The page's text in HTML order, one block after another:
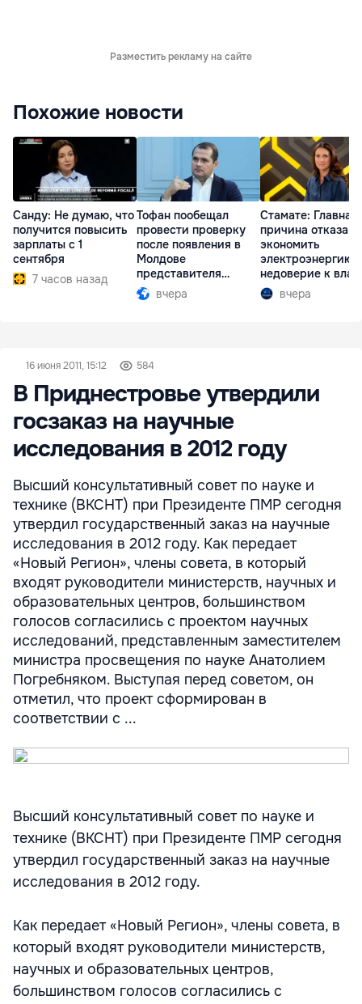
Разместить рекламу на сайте
Похожие новости
Санду: Не думаю, что
получится повысить
зарплаты с 1
сентября
7 часов назад
Тофан пообещал
провести проверку
после появления в
Молдове
представителя
Южной Осетии
вчера
Стамате: Главная
причина отказа
экономить
электроэнергию
недоверие к
вчера
16 июня 2011, 15:12 584
В Приднестровье утвердили
госзаказ на научные
исследования в 2012 году
Высший консультативный совет по науке и
технике (ВКСНТ) при Президенте ПМР сегодня
утвердил государственный заказ на научные
исследования в 2012 году. Как передает
«Новый Регион», члены совета, в который
входят руководители министерств, научных и
образовательных центров, большинством
голосов согласились с проектом научных
исследований, представленным заместителем
министра просвещения по науке Анатолием
Погребняком. Выступая перед советом, он
отметил, что проект сформирован в
соответствии с ...
Высший консультативный совет по науке и
технике (ВКСНТ) при Президенте ПМР сегодня
утвердил государственный заказ на научные
исследования в 2012 году.
Как передает «Новый Регион», члены совета, в
который входят руководители министерств,
научных и образовательных центров,
большинством голосов согласились с